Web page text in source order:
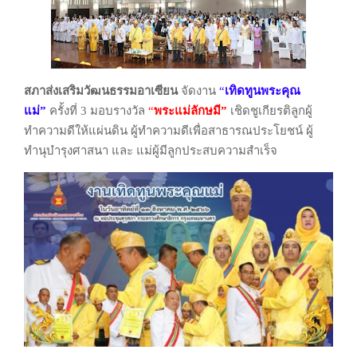
สภาส่งเสริมวัฒนธรรมอาเซียนจัดงาน “เทิดทูนพระคุณ
แม่” ครั้งที่ 3 มอบรางวัล “พระแม่ลักษมี” เชิดชูเกียรติลูกผู้
ทำความดีให้แผ่นดิน ผู้ทำความดีเพื่อสาธารณประโยชน์ ผู้
ทำนุบำรุงศาสนา และ แม่ผู้มีลูกประสบความสำเร็จ